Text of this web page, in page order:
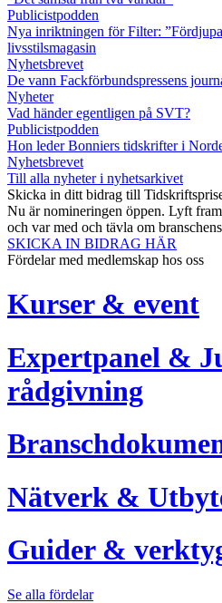
Publicistpodden
Nya inriktningen för Filter:
livsstilsmagasin
Nyhetsbrevet
De vann Fackförbundspressens
Nyheter
Vad händer egentligen på SVT?
Publicistpodden
Hon leder Bonniers tidskrifter i
Nyhetsbrevet
Till alla nyheter i nyhetsarkivet
Skicka in ditt bidrag till
Nu är nomineringen öppen. Lyft
och var med och tävla om
SKICKA IN BIDRAG HÄR
Fördelar med medlemskap hos oss
Kurser & event
Expertpanel &
rådgivning
Nätverk &
Guider &
Se alla fördelar